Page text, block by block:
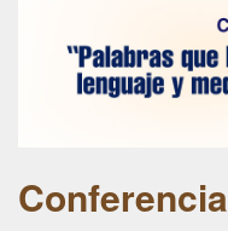
Conferencia